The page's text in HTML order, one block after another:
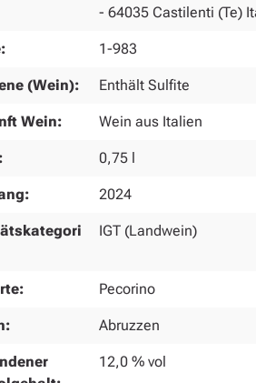
- 64035 Castilenti (Te)
1-983
(Wein): Enthält Sulfite
Wein: Wein aus Italien
0,75 l
2024
IGT (Landwein)
Pecorino
Abruzzen
12,0 % vol